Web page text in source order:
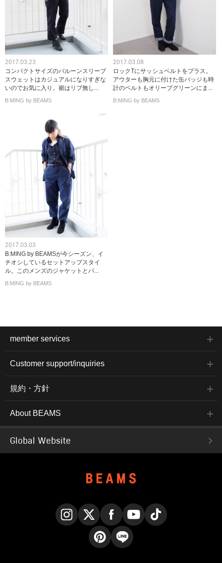
2017.03.23
コンパクトサイズのバルーンスリーブ
スウェットはカジュアルになりすぎな
いのでお気に入り。裾はリブ無し...
B:MING by BEAMS
2017.03.08
ロックTにサッシュベルトをプラス。
アウターも胸元に付けた缶バッジも時
計のベルトもオリーブグリーンにま...
B:MING by BEAMS
2017.03.03
B:MING by BEAMSが今シーズン、イ
チオシしているセットアップスタイ
ル。このメンズのジャケットとパ...
B:MING by BEAMS
member services
Customer support/inquiries
規約・方針
About BEAMS
Global Website